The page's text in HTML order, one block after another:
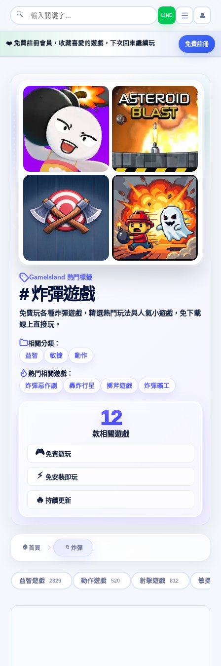
🔍 LINE 👤
❤️ 免費註冊會員，收藏喜愛的遊戲，下次回來繼續玩 免費註冊
GameIsland 熱門標籤
# 炸彈遊戲
免費玩各種炸彈遊戲，精選熱門玩法與人氣小遊戲，免下載
線上直接玩。
相關分類：
益智 敏捷 動作
熱門相關遊戲：
炸彈惡作劇 轟炸行星 擲斧遊戲 炸彈礦工
12
款相關遊戲
🎮免費遊玩
⚡ 免安裝即玩
🔥 持續更新
🏠首頁 📁 炸彈
益智遊戲 2829 動作遊戲 520 射擊遊戲 812 敏捷遊